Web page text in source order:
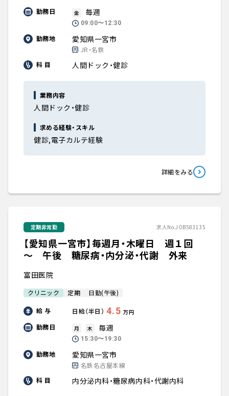
勤務日 金 毎週
09:00〜12:30
勤務地 愛知県一宮市
JR・名鉄
科 目
人間ドック・健診
業務内容
人間ドック・健診
求める経験・スキル
健診,電子カルテ経験
詳細をみる
定期非常勤 求人No.JOB583135
【愛知県一宮市】毎週月・木曜日 週１回
～ 午後 糖尿病・内分泌・代謝 外来
富田医院
クリニック 定期 日勤(午後)
給 与 日給（半日） 4.5 万円
勤務日 月 木 毎週
15:30〜19:30
勤務地 愛知県一宮市
名鉄名古屋本線
科 目
内分泌内科・糖尿病内科・代謝内科